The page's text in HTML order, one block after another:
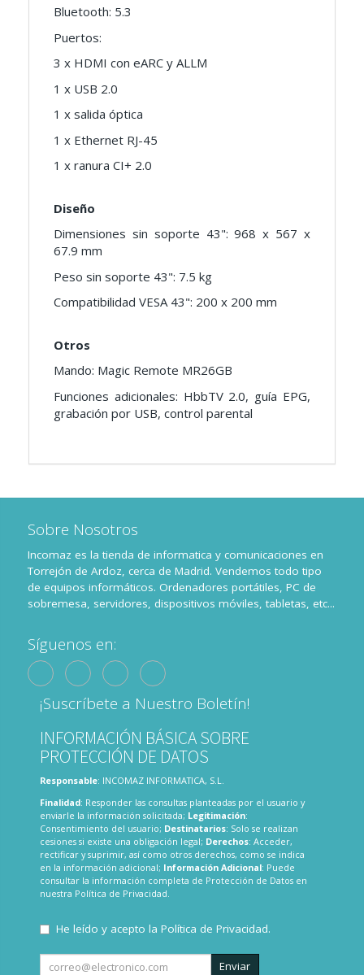
Bluetooth: 5.3
Puertos:
3 x HDMI con eARC y ALLM
1 x USB 2.0
1 x salida óptica
1 x Ethernet RJ-45
1 x ranura CI+ 2.0
Diseño
Dimensiones sin soporte 43": 968 x 567 x
67.9 mm
Peso sin soporte 43": 7.5 kg
Compatibilidad VESA 43": 200 x 200 mm
Otros
Mando: Magic Remote MR26GB
Funciones adicionales: HbbTV 2.0, guía EPG,
grabación por USB, control parental
Sobre Nosotros
Incomaz es la tienda de informatica y comunicaciones en
Torrejón de Ardoz, cerca de Madrid. Vendemos todo tipo
de equipos informáticos. Ordenadores portátiles, PC de
sobremesa, servidores, dispositivos móviles, tabletas, etc...
Síguenos en:
¡Suscríbete a Nuestro Boletín!
INFORMACIÓN BÁSICA SOBRE
PROTECCIÓN DE DATOS
Responsable: INCOMAZ INFORMATICA, S.L.
Finalidad: Responder las consultas planteadas por el usuario y
enviarle la información solicitada; Legitimación:
Consentimiento del usuario; Destinatarios: Solo se realizan
cesiones si existe una obligación legal; Derechos: Acceder,
rectificar y suprimir, así como otros derechos, como se indica
en la información adicional; Información Adicional: Puede
consultar la información completa de Protección de Datos en
nuestra Política de Privacidad
He leído y acepto la Política de Privacidad.
Enviar